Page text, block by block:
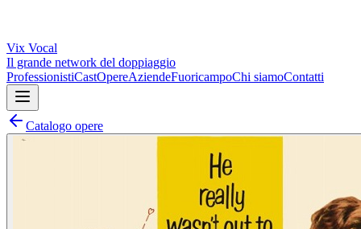
Vix Vocal
Il grande network del doppiaggio
ProfessionistiCastOpereAziendeFuoricampoChi siamoContatti
Catalogo opere